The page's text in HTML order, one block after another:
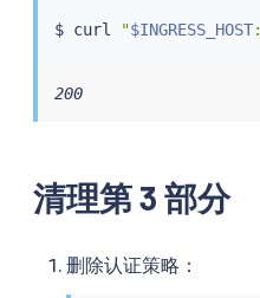
$ curl "$INGRESS_HOST:
200
清理第 3 部分
删除认证策略：